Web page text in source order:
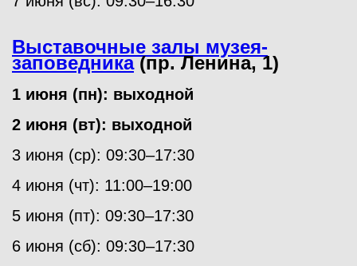
Выставочные залы музея-
заповедника(пр. Ленина, 1)
1 июня (пн): выходной
2 июня (вт): выходной
3 июня (ср): 09:30–17:30
4 июня (чт): 11:00–19:00
5 июня (пт): 09:30–17:30
6 июня (сб): 09:30–17:30